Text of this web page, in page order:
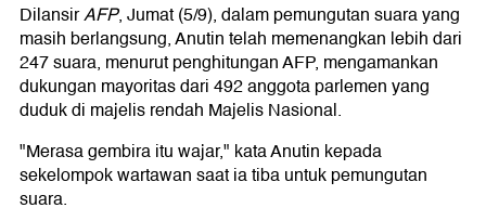
DilansirAFP, Jumat (5/9), dalam pemungutan suara yang
masih berlangsung, Anutin telah memenangkan lebih dari
247 suara, menurut penghitungan AFP, mengamankan
dukungan mayoritas dari 492 anggota parlemen yang
duduk di majelis rendah Majelis Nasional.
"Merasa gembira itu wajar," kata Anutin kepada
sekelompok wartawan saat ia tiba untuk pemungutan
suara.